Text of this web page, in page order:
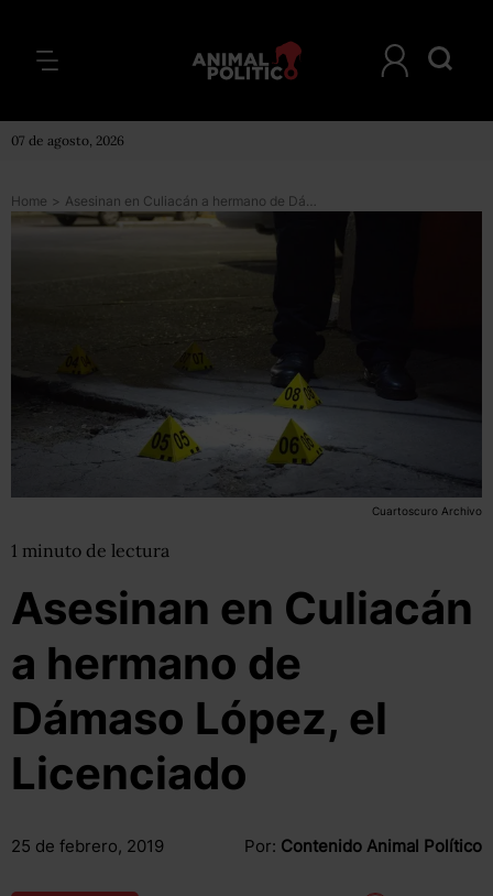
07 de agosto, 2026
Home > Asesinan en Culiacán a hermano de Dámaso López, el Licenciado
Cuartoscuro Archivo
1 minuto de lectura
Asesinan en Culiacán
a hermano de
Dámaso López, el
Licenciado
25 de febrero, 2019 Por: Contenido Animal Político